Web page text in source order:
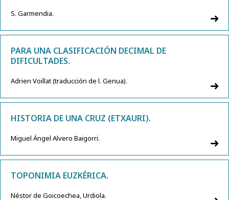
S. Garmendia.
PARA UNA CLASIFICACIÓN DECIMAL DE
DIFICULTADES.
Adrien Voillat (traducción de l. Genua).
HISTORIA DE UNA CRUZ (ETXAURI).
Miguel Ángel Alvero Baigorri.
TOPONIMIA EUZKÉRICA.
Néstor de Goicoechea, Urdiola.